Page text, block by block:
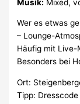
Musik: Mixed,
Wer es etwas
– Lounge-
Häufig mit Live-
Besonders bei
Ort:
Tipp: